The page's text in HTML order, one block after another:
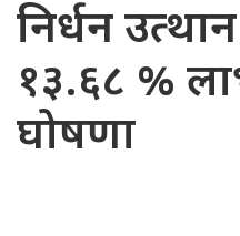
निर्धन
१३.६८ %
घोषणा